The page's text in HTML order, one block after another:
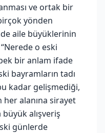
ve ortak bir
yönden
aile büyüklerinin
o eski
bir anlam ifade
bayramların tadı
kadar gelişmediği,
her alanına sirayet
alışveriş
günlerde